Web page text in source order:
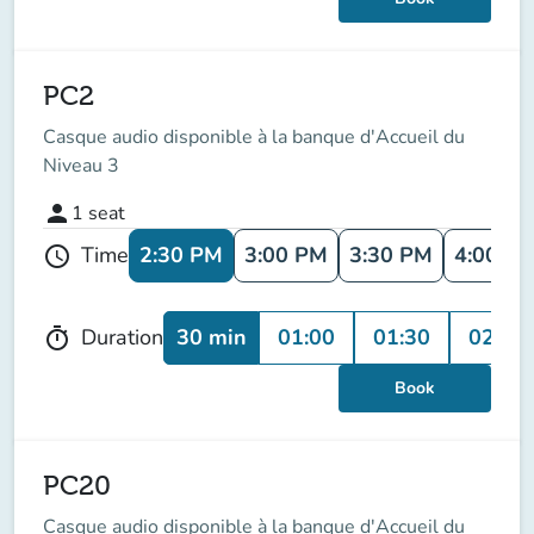
PC2
Casque audio disponible à la banque d'Accueil du
Niveau 3
person 1 seat
schedule Time 2:30 PM 3:00 PM 3:30 PM 4:00
timer Duration 30 min 01:00 01:30 02:00
Book
PC20
Casque audio disponible à la banque d'Accueil du